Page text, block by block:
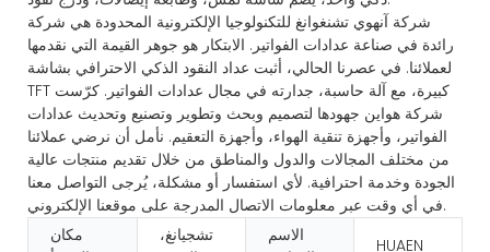
شركة آنهوي تشنغوانغ للتكنولوجيا الإلكترونية المحدودة هي شركة
رائدة في صناعة عدادات الفواتير. الابتكار هو جوهر القيمة التي نقدمها
لعملائنا. في عصرنا الحالي، أثبت عداد النقود الذكي الاحترافي بشاشة
TFT كبيرة، مع آلة حاسبة، جدارته في مجال عدادات الفواتير. كرّست
شركة هواين جهودها لتصميم وبحث وتطوير وتصنيع وتحديث عدادات
الفواتير، وأجهزة تنقية الهواء، وأجهزة التعقيم. نأمل أن نرضي عملائنا
من مختلف المجالات والدول والمناطق من خلال تقديم منتجات عالية
الجودة وخدمة احترافية. لأي استفسار أو مشكلة، يُرجى التواصل معنا
في أي وقت عبر معلومات الاتصال المدرجة على موقعنا الإلكتروني.
مكان
تشجيانغ،
الاسم
HUAEN